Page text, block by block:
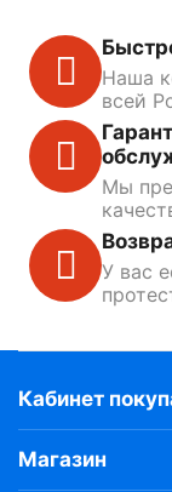
Наша
всей
Мы
У вас
Кабинет
Магазин